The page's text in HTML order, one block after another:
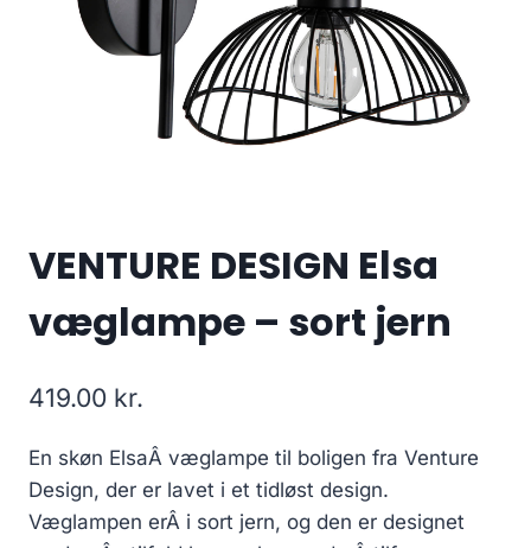
VENTURE DESIGN Elsa
væglampe – sort jern
419.00 kr.
En skøn ElsaÂ væglampe til boligen fra Venture
Design, der er lavet i et tidløst design.
Væglampen erÂ i sort jern, og den er designet